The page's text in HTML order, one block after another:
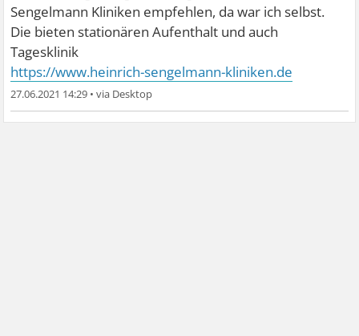
Sengelmann Kliniken empfehlen, da war ich selbst.
Die bieten stationären Aufenthalt und auch
Tagesklinik
https://www.heinrich-sengelmann-kliniken.de
27.06.2021 14:29 •